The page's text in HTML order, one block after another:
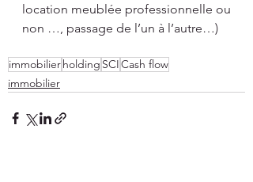
location meublée professionnelle ou
non …, passage de l’un à l’autre…)
immobilierholding SCICash flow
immobilier